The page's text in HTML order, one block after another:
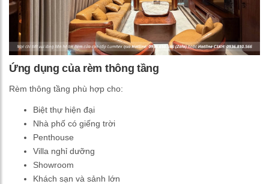
Ứng dụng của rèm thông tầng
Rèm thông tầng phù hợp cho:
Biệt thự hiện đại
Nhà phố có giếng trời
Penthouse
Villa nghỉ dưỡng
Showroom
Khách sạn và sảnh lớn